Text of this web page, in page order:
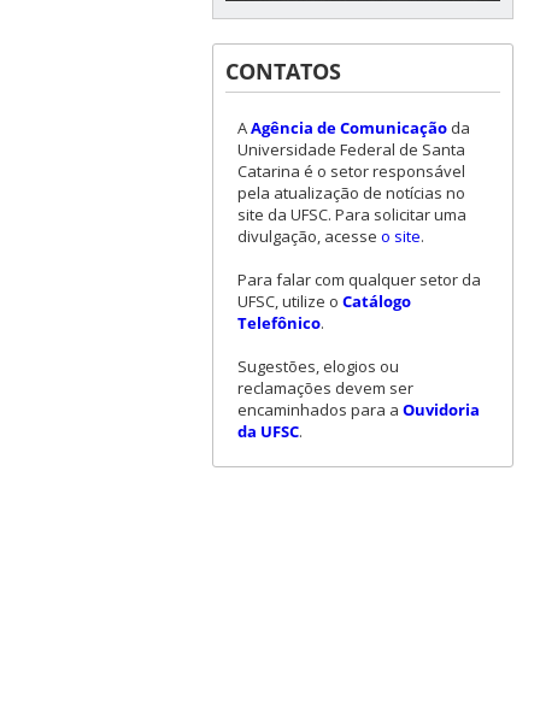
CONTATOS
AAgência de Comunicaçãoda
Universidade Federal de Santa
Catarina é o setor responsável
pela atualização de notícias no
site da UFSC. Para solicitar uma
divulgação, acesse o site.
Para falar com qualquer setor da
UFSC, utilize o Catálogo
Telefônico.
Sugestões, elogios ou
reclamações devem ser
encaminhados para a Ouvidoria
da UFSC.